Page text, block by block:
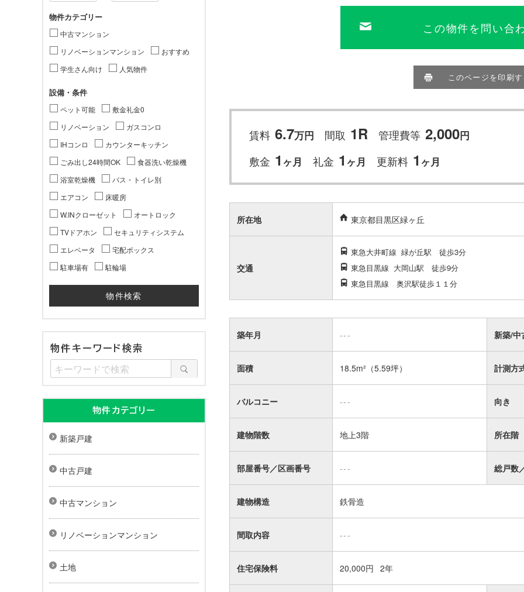
この物件を問い合
このページを印刷す
賃料 6.7万円 間取 1R 管理費等 2,000円
敷金 1 ヶ月 礼金 1 ヶ月 更新料 1 ヶ月
所在地 東京都目黒区緑ヶ丘
交通
東急大井町線 緑が丘駅
徒歩3分
東急目黒線 大岡山駅
徒歩9分
東急目黒線 奥沢駅徒歩１１分
築年月 --- 新築/中
面積 18.5m² （5.59坪） 計測方
バルコニー --- 向き
建物階数 地上3階 所在階
部屋番号／区画番号 --- 総戸数
建物構造 鉄骨造
間取内容 ---
住宅保険料 20,000円 2年
物件カテゴリー
中古マンション
リノベーションマンション
おすすめ
学生さん向け
人気物件
設備・条件
ペット可能
敷金礼金0
リノベーション
ガスコンロ
IHコンロ
カウンターキッチン
ごみ出し24時間OK
食器洗い乾燥機
浴室乾燥機
バス・トイレ別
エアコン
床暖房
W.INクローゼット
オートロック
TVドアホン
セキュリティシステム
エレベータ
宅配ボックス
駐車場有
駐輪場
物件キーワード検索
物件カテゴリー
新築戸建
中古戸建
中古マンション
リノベーションマンション
土地